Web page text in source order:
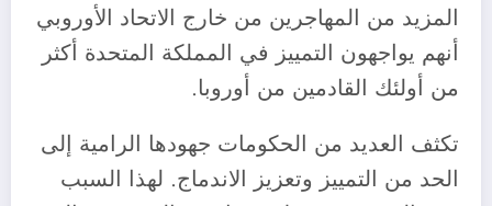
المزيد من المهاجرين من خارج الاتحاد الأوروبي
أنهم يواجهون التمييز في المملكة المتحدة أكثر
من أولئك القادمين من أوروبا.
تكثف العديد من الحكومات جهودها الرامية إلى
الحد من التمييز وتعزيز الاندماج. لهذا السبب